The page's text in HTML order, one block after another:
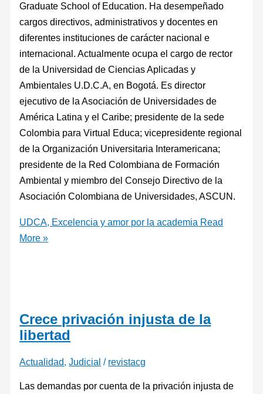
Graduate School of Education. Ha desempeñado
cargos directivos, administrativos y docentes en
diferentes instituciones de carácter nacional e
internacional. Actualmente ocupa el cargo de rector
de la Universidad de Ciencias Aplicadas y
Ambientales U.D.C.A, en Bogotá. Es director
ejecutivo de la Asociación de Universidades de
América Latina y el Caribe; presidente de la sede
Colombia para Virtual Educa; vicepresidente regional
de la Organización Universitaria Interamericana;
presidente de la Red Colombiana de Formación
Ambiental y miembro del Consejo Directivo de la
Asociación Colombiana de Universidades, ASCUN.
UDCA, Excelencia y amor por la academia Read
More »
Crece privación injusta de la
libertad
Actualidad,Judicial / revistacg
Las demandas por cuenta de la privación injusta de